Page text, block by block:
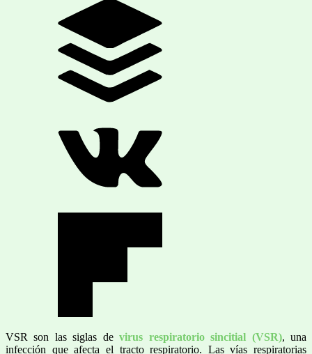
VSR son las siglas devirus respiratorio sincitial (VSR), una
infección que afecta el tracto respiratorio. Las vías respiratorias